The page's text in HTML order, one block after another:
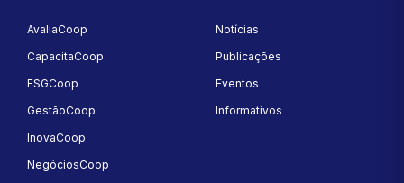
AvaliaCoop
CapacitaCoop
ESGCoop
GestãoCoop
InovaCoop
NegóciosCoop
Notícias
Publicações
Eventos
Informativos